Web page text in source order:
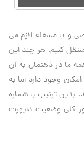
و یا مشغله لازم می
کنیم. هر چند این
ما در ذهنمان به آن
وجود دارد اما به
بدین ترتیب با شماره
کلی وضعیت دایورت